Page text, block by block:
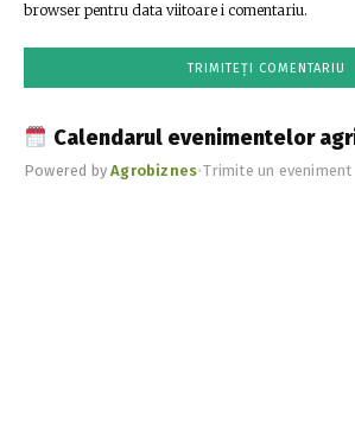
browser pentru data viitoare i comentariu.
Calendarul evenimentelor
Powered byAgrobiznes•Trimite un eveniment